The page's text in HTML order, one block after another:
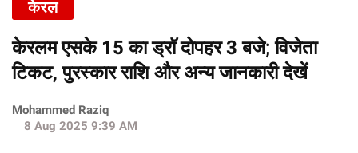
केरल
केरलम एसके 15 का ड्रॉ दोपहर 3 बजे; विजेता
टिकट, पुरस्कार राशि और अन्य जानकारी देखें
Mohammed Raziq
8 Aug 2025 9:39 AM